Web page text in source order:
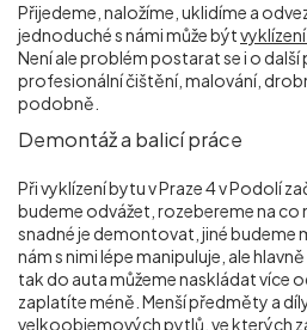
Přijedeme, naložíme, uklidíme a
jednoduché s námi může být
Není ale problém postarat se i o další
profesionální čištění, malování,
podobně.
Demontáž a balicí práce
Při vyklízení bytu v Praze 4 v Podolí
budeme odvážet, rozebereme na co
snadné je demontovat, jiné budeme
nám s nimi lépe manipuluje, ale
tak do auta můžeme naskládat více
zaplatíte méně. Menší předměty a
velkoobjemových pytlů, ve kterých